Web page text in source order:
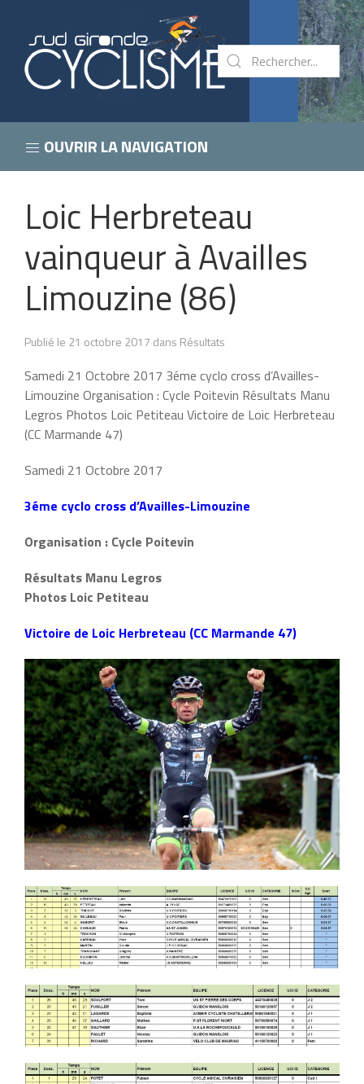
OUVRIR LA NAVIGATION
Loic Herbreteau
vainqueur à Availles
Limouzine (86)
Publié le 21 octobre 2017 dans Résultats
Samedi 21 Octobre 2017 3éme cyclo cross d’Availles-
Limouzine Organisation : Cycle Poitevin Résultats Manu
Legros Photos Loic Petiteau Victoire de Loic Herbreteau
(CC Marmande 47)
Samedi 21 Octobre 2017
3éme cyclo cross d’Availles-Limouzine
Organisation : Cycle Poitevin
Résultats Manu Legros
Photos Loic Petiteau
Victoire de Loic Herbreteau (CC Marmande 47)